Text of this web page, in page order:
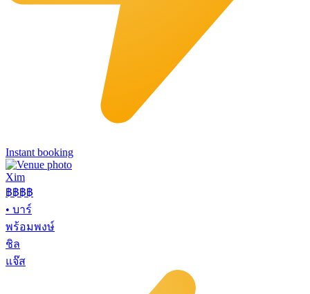
Instant booking
Xim
฿฿฿฿
• บาร์
พร้อมพงษ์
ชิล
แจ๊ส